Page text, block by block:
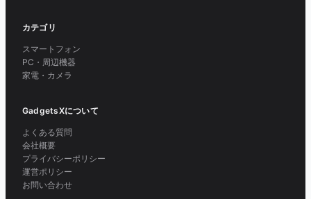
カテゴリ
スマートフォン
PC・周辺機器
家電・カメラ
GadgetsXについて
よくある質問
会社概要
プライバシーポリシー
運営ポリシー
お問い合わせ